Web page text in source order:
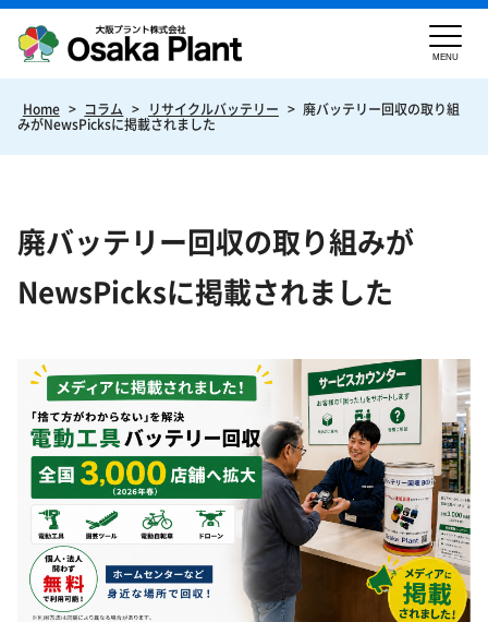
MENU
Home > コラム > リサイクルバッテリー > 廃バッテリー回収の取り組
みがNewsPicksに掲載されました
廃バッテリー回収の取り組みが
NewsPicksに掲載されました